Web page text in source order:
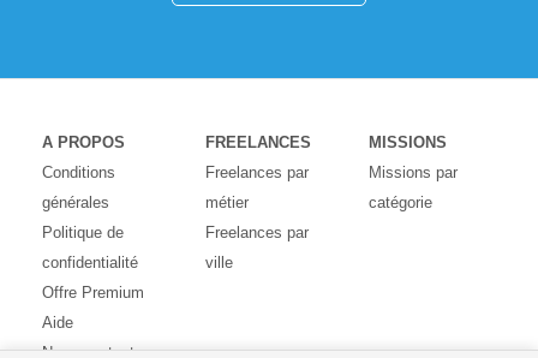
A PROPOS
Conditions
générales
Politique de
confidentialité
Offre Premium
Aide
Nous contacter
FREELANCES
Freelances par
métier
Freelances par
ville
MISSIONS
Missions par
catégorie